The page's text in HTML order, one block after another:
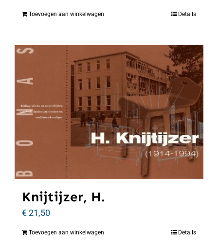
Toevoegen aan winkelwagen Details
Knijtijzer, H.
€21,50
Toevoegen aan winkelwagen Details